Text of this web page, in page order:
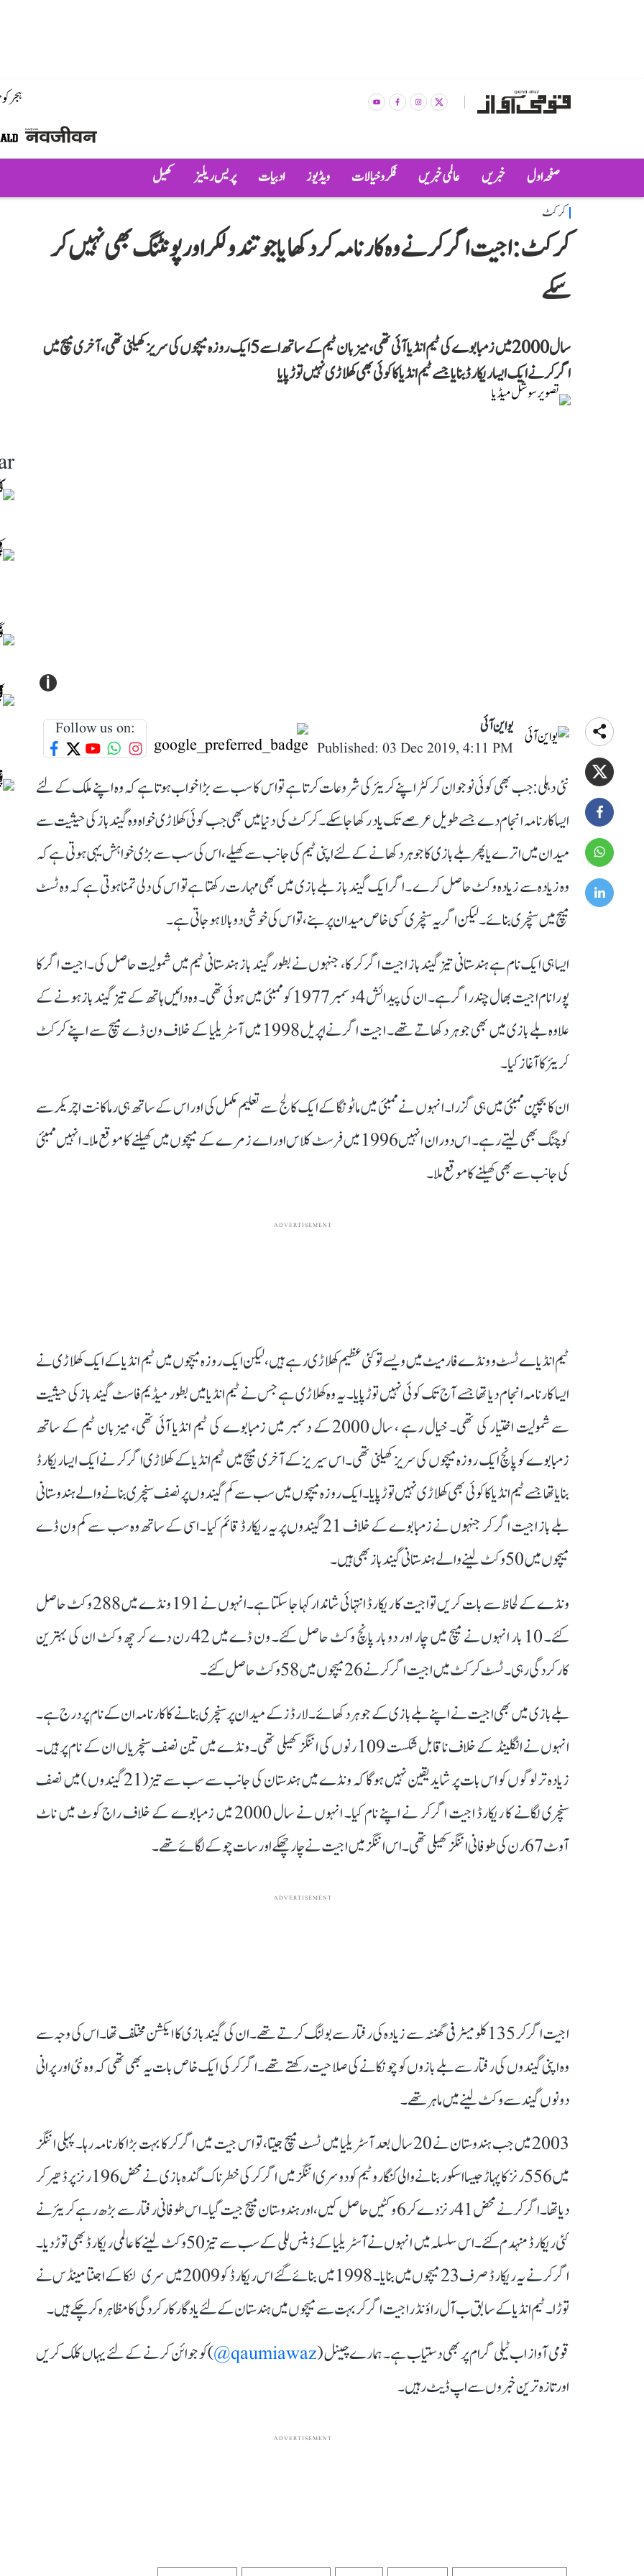
ہجر
صفحہ اول خبریں عالمی خبریں فکر و خیالات ویڈیوز ادبیات پریس ریلیز کھیل
کرکٹ
کرکٹ: اجیت اگرکر نے وہ کارنامہ کر دکھایا جو تندولکر اور پونٹنگ بھی نہیں کر
سکے
سال 2000 میں زمبابوے کی ٹیم انڈیا آئی تھی، میزبان ٹیم کے ساتھ اسے 5 ایک روزہ میچوں کی سریز کھیلنی تھی، آخری میچ میں
اگرکر نے ایک ایسا ریکارڈ بنایا جسے ٹیم انڈیا کا کوئی بھی کھلاڑی نہیں توڑ پایا
i
یو این آئی
Published: 03 Dec 2019, 4:11 PM
Follow us on:
نئی دہلی: جب بھی کوئی نوجوان کرکٹر اپنے کریئر کی شروعات کرتا ہے تو اس کا سب سے بڑا خواب ہوتا ہے کہ وہ اپنے ملک کے لئے
ایسا کارنامہ انجام دے جسے طویل عرصے تک یاد رکھا جاسکے۔ کرکٹ کی دنیا میں بھی جب کوئی کھلاڑی خواہ وہ گیند باز کی حیثیت سے
میدان میں اترے یا پھر بلے بازی کا جوہر دکھانے کے لئے اپنی ٹیم کی جانب سے کھیلے، اس کی سب سے بڑی خواہش یہی ہوتی ہے کہ
وہ زیادہ سے زیادہ وکٹ حاصل کرے ۔ اگر ایک گیند باز بلے بازی میں بھی مہارت رکھتا ہے تو اس کی دلی تمنا ہوتی ہے کہ وہ ٹسٹ
میچ میں سنچری بنائے۔ لیکن اگر یہ سنچری کسی خاص میدان پر بنے، تو اس کی خوشی دوبالا ہو جاتی ہے۔
ایسا ہی ایک نام ہے ہندستانی تیز گیند باز اجیت اگر کر کا، جنہوں نے بطور گیند باز ہندستانی ٹیم میں شمولیت حاصل کی۔ اجیت اگر کا
پورا نام اجیت بھا ل چندر اگر ہے۔ ان کی پیدائش 4 دسمبر 1977 کو ممبئی میں ہوئی تھی۔ وہ دائیں ہاتھ کے تیز گیند باز ہونے کے
علاوہ بلے بازی میں بھی جوہر دکھاتے تھے۔ اجیت اگر نے اپریل 1998 میں آسٹریلیا کے خلاف ون ڈے میچ سے اپنے کرکٹ
کریئر کا آغاز کیا۔
ان کا بچپن ممبئی میں ہی گزرا۔ انہوں نے ممبئی میں ماٹونگا کے ایک کالج سے تعلیم مکمل کی اور اس کے ساتھ ہی رماکانت اچریكر سے
کوچنگ بھی لیتے رہے۔ اس دوران انہیں 1996 میں فرسٹ کلاس اور اے زمرے کے میچوں میں کھیلنے کا موقع ملا۔ انہیں ممبئی
کی جانب سے بھی کھیلنے کا موقع ملا۔
ADVERTISEMENT
ٹیم انڈیا ے ٹسٹ و ونڈے فارمیٹ میں ویسے تو کئی عظیم کھلاڑی رہے ہیں ، لیکن ایک روزہ میچوں میں ٹیم انڈیا کے ایک کھلاڑی نے
ایسا کارنامہ انجام دیا تھا جسے آج تک کوئی نہیں توڑ پایا۔ یہ وہ کھلاڑی ہے جس نے ٹیم انڈیا میں بطور میڈیم فاسٹ گیند باز کی حیثیت
سے شمولیت اختیار کی تھی۔ خیال رہے ، سال 2000 کے دسمبر میں زمبابوے کی ٹیم انڈیا آئی تھی، میزبان ٹیم کے ساتھ
زمبابوے کو پانچ ایک روزہ میچوں کی سریز کھیلنی تھی۔ اس سیریز کے آخری میچ میں ٹیم انڈیا کے کھلاڑی اگرکر نے ایک ایسا ریکارڈ
بنایا تھا جسے ٹیم انڈیا کا کوئی بھی کھلاڑی نہیں توڑ پایا۔ ایک روزہ میچوں میں سب سے کم گیندوں پر نصف سنچری بنانے والے ہندوستانی
بلے باز اجیت اگر کر جنہوں نے زمبابوے کے خلاف 21 گیندوں پر یہ ریکارڈ قائم کیا ۔اسی کے ساتھ وہ سب سے کم ون ڈے
میچوں میں 50 وکٹ لینے والے ہندستانی گیند باز بھی ہیں۔
ونڈے کے لحاظ سے بات کریں تو اجیت کا ریکارڈ انتہائی شاندار کہا جا سکتا ہے۔ انہوں نے 191 ونڈے میں 288 وکٹ حاصل
کئے۔ 10 بار انہوں نے میچ میں چار اور دو بار پانچ وکٹ حاصل کئے۔ ون ڈے میں 42 رن دے کر چھ وکٹ ان کی بہترین
کارکردگی رہی۔ ٹسٹ کرکٹ میں اجیت اگرکر نے 26 میچوں میں 58 وکٹ حاصل کئے۔
بلے بازی میں بھی اجیت نے اپنے بلے بازی کے جوہر دکھائے۔ لارڈز کے میدان پر سنچری بنانے کاکارنامہ ان کے نام پردرج ہے۔
انہوں نے انگلینڈ کے خلاف ناقابل شکست 109 رنوں کی اننگز کھیلی تھی۔ ونڈے میں تین نصف سنچریاں ان کے نام پر ہیں۔
زیادہ تر لوگوں کو اس بات پر شاید یقین نہیں ہوگا کہ ونڈے میں ہندستان کی جانب سے سب سے تیز (21 گیندوں ) میں نصف
سنچری لگانے کا ریکارڈ اجیت اگرکر نے اپنے نام کیا۔ انہوں نے سال 2000 میں زمبابوے کے خلاف راج کوٹ میں ناٹ
آوٹ 67 رن کی طوفانی اننگز کھیلی تھی۔ اس اننگز میں اجیت نے چار چھکے اور سات چوکے لگائے تھے۔
ADVERTISEMENT
اجیت اگرکر 135 کلومیٹر فی گھنٹہ سے زیادہ کی رفتار سے بولنگ کرتے تھے۔ ان کی گیند بازی کا ایکشن مختلف تھا۔ اس کی وجہ سے
وہ اپنی گیندوں کی رفتار سے بلے بازوں کو چونکانے کی صلاحیت رکھتے تھے۔ اگرکرکی ایک خاص بات یہ بھی تھی کہ وہ نئی اور پرانی
دونوں گیند سے وکٹ لینے میں ماہر تھے۔
2003 میں جب ہندوستان نے 20 سال بعد آسٹریلیا میں ٹسٹ میچ جیتا، تو اس جیت میں اگرکر کا بہت بڑا کارنامہ رہا۔ پہلی اننگز
میں 556 رنز کا پہاڑ جیسا اسکور بنانے والی کنگا رو ٹیم کو دوسری اننگز میں اگرکر کی خطرناک گندہ بازی نے محض 196 رنز پر ڈھیر کر
دیا تھا۔ اگرکر نے محض 41 رنز دے کر 6 وکٹیں حاصل کیں، اور ہندوستان میچ جیت گیا۔ اس طوفانی رفتار سے بڑھ رہے کریئر نے
کئی ریکارڈ منہدم کئے۔ اس سلسلہ میں انہوں نے آسٹریلیا کے ڈینس للی کے سب سے تیز 50 وکٹ لینے کا عالمی ریکارڈ بھی توڑ دیا۔
اگرکر نے یہ ریکارڈ صرف 23 میچوں میں بنایا۔ 1998 میں بنائے گئے اس ریکارڈ کو 2009 میں سری لنکا کے اجنتا مینڈس نے
توڑا۔ٹیم انڈیا کے سابق ب آل راؤنڈر اجیت اگرکر بہت سے میچوں میں ہندستان کے لئے یادگار کارکردگی کا مظاہرہ کر چکے ہیں۔
قومی آواز اب ٹیلی گرام پر بھی دستیاب ہے۔ ہمارے چینل (qaumiawaz@
) کو جوائن کرنے کے لئے یہاں کلک کریں
اور تازہ ترین خبروں سے اپ ڈیٹ رہیں۔
ADVERTISEMENT